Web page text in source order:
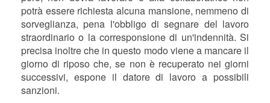
potrà essere richiesta alcuna mansione, nemmeno di
sorveglianza, pena l'obbligo di segnare del lavoro
straordinario o la corresponsione di un'indennità. Si
precisa inoltre che in questo modo viene a mancare il
giorno di riposo che, se non è recuperato nei giorni
successivi, espone il datore di lavoro a possibili
sanzioni.